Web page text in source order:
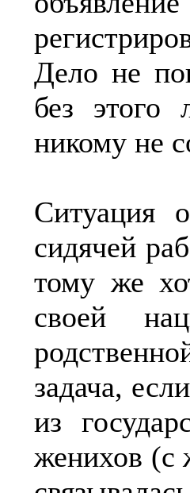
Дело не
без
никому не
Ситуация
сидячей
тому же
своей
задача,
из
женихов (с